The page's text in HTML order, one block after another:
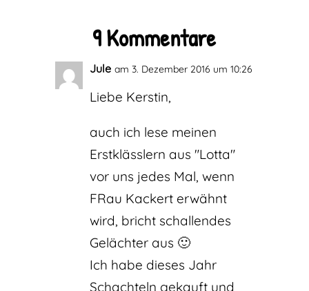
9 Kommentare
Jule am 3. Dezember 2016 um 10:26
Liebe Kerstin,
auch ich lese meinen
Erstklässlern aus "Lotta"
vor uns jedes Mal, wenn
FRau Kackert erwähnt
wird, bricht schallendes
Gelächter aus 🙂
Ich habe dieses Jahr
Schachteln gekauft und